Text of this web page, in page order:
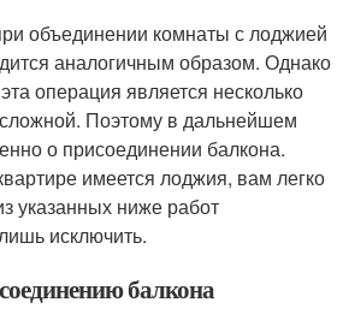
объединении комнаты с лоджией
аналогичным образом. Однако
операция является несколько
Поэтому в дальнейшем
о присоединении балкона.
имеется лоджия, вам легко
указанных ниже работ
исключить.
балкона